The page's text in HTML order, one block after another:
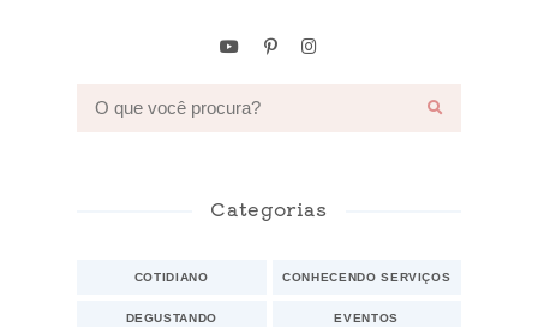
Categorias
COTIDIANO CONHECENDO SERVIÇOS
DEGUSTANDO EVENTOS